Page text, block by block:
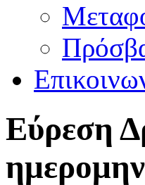
Εύρεση